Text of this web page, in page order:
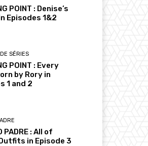
POINT : Denise’s
Episodes 1&2
SÉRIES
POINT : Every
by Rory in
1 and 2
PADRE : All of
in Episode 3